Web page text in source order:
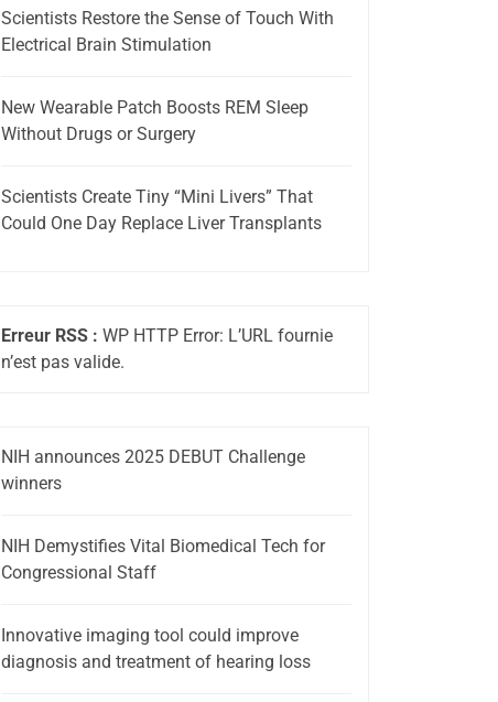
Scientists Restore the Sense of Touch With
Electrical Brain Stimulation
New Wearable Patch Boosts REM Sleep
Without Drugs or Surgery
Scientists Create Tiny “Mini Livers” That
Could One Day Replace Liver Transplants
Erreur RSS : WP HTTP Error: L’URL fournie
n’est pas valide.
NIH announces 2025 DEBUT Challenge
winners
NIH Demystifies Vital Biomedical Tech for
Congressional Staff
Innovative imaging tool could improve
diagnosis and treatment of hearing loss